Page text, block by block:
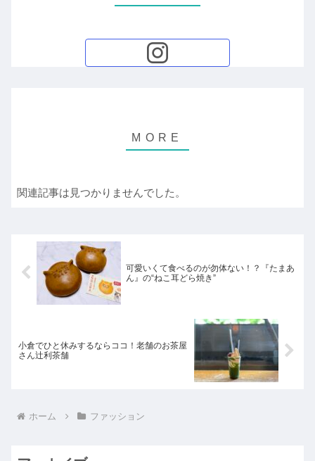
関連記事は見つかりませんでした。
可愛いくて食べるのが勿体ない！？『たまあ
ん』の“ねこ耳どら焼き”
小倉でひと休みするならココ！老舗のお茶屋
さん辻利茶舗
ホーム ファッション